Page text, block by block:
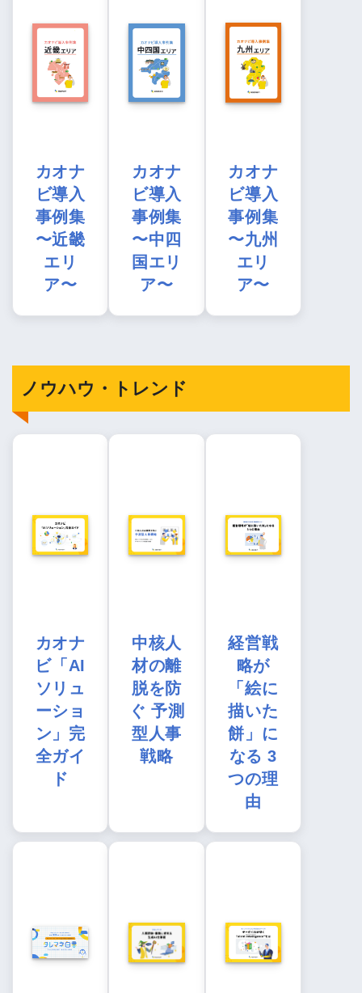
カオナ
ビ導入
事例集
〜近畿
エリ
ア〜
カオナ
ビ導入
事例集
〜中四
国エリ
ア〜
カオナ
ビ導入
事例集
〜九州
エリ
ア〜
ノウハウ・トレンド
カオナ
ビ「AI
ソリュ
ーショ
ン」完
全ガイ
ド
中核人
材の離
脱を防
ぐ 予測
型人事
戦略
経営戦
略が
「絵に
描いた
餅」に
なる 3
つの理
由